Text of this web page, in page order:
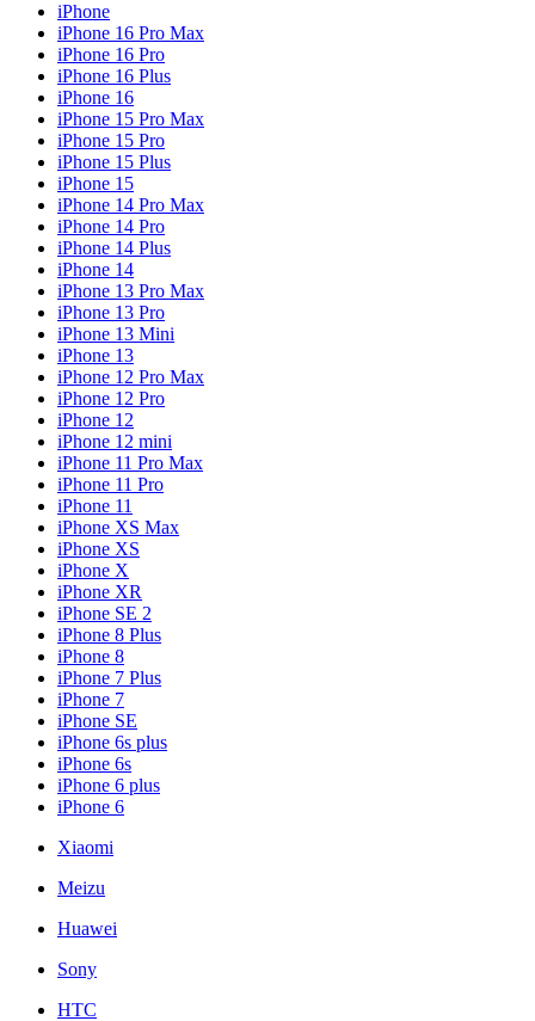
iPhone
iPhone 16 Pro Max
iPhone 16 Pro
iPhone 16 Plus
iPhone 16
iPhone 15 Pro Max
iPhone 15 Pro
iPhone 15 Plus
iPhone 15
iPhone 14 Pro Max
iPhone 14 Pro
iPhone 14 Plus
iPhone 14
iPhone 13 Pro Max
iPhone 13 Pro
iPhone 13 Mini
iPhone 13
iPhone 12 Pro Max
iPhone 12 Pro
iPhone 12
iPhone 12 mini
iPhone 11 Pro Max
iPhone 11 Pro
iPhone 11
iPhone XS Max
iPhone XS
iPhone X
iPhone XR
iPhone SE 2
iPhone 8 Plus
iPhone 8
iPhone 7 Plus
iPhone 7
iPhone SE
iPhone 6s plus
iPhone 6s
iPhone 6 plus
iPhone 6
Xiaomi
Meizu
Huawei
Sony
HTC